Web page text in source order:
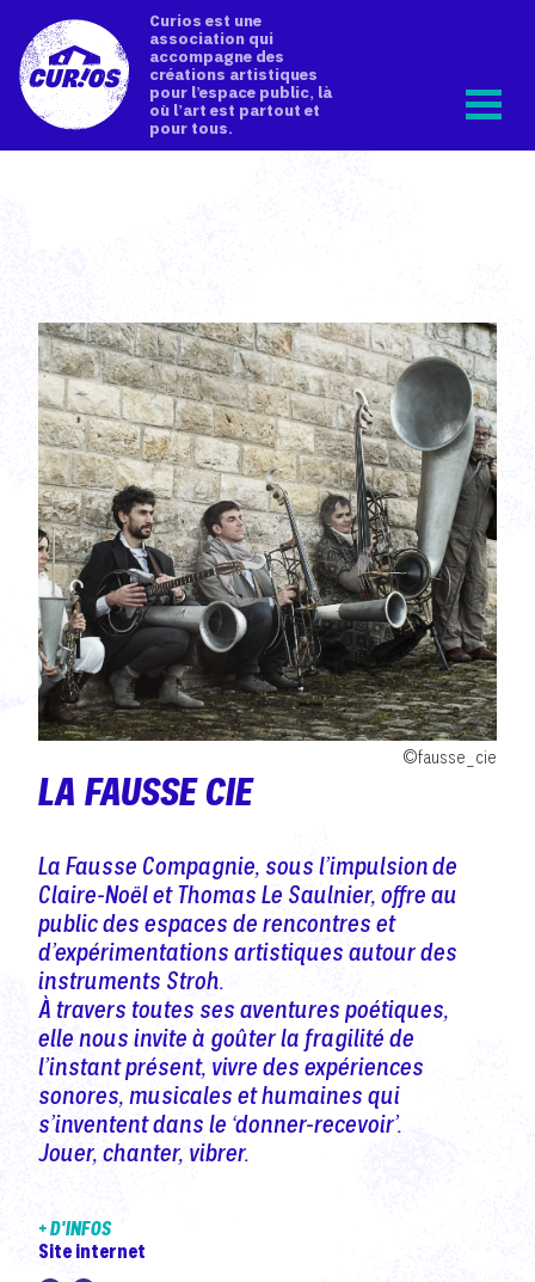
Curios est une
association qui
accompagne des
créations artistiques
pour l’espace public, là
où l’art est partout et
pour tous.
LA FAUSSE CIE
La Fausse Compagnie, sous l’impulsion de
Claire-Noël et Thomas Le Saulnier, offre au
public des espaces de rencontres et
d’expérimentations artistiques autour des
instruments Stroh.
À travers toutes ses aventures poétiques,
elle nous invite à goûter la fragilité de
l’instant présent, vivre des expériences
sonores, musicales et humaines qui
s’inventent dans le ‘donner-recevoir’.
Jouer, chanter, vibrer.
+ D'INFOS
Site internet
©fausse_cie